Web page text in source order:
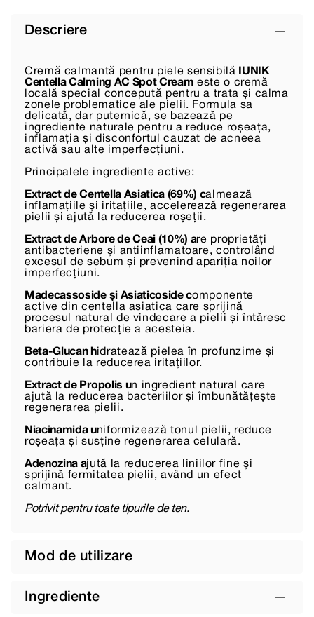
Descriere
Cremă calmantă pentru piele sensibilă IUNIK
Centella Calming AC Spot Cream este o cremă
locală special concepută pentru a trata și calma
zonele problematice ale pielii. Formula sa
delicată, dar puternică, se bazează pe
ingrediente naturale pentru a reduce roșeața,
inflamația și disconfortul cauzat de acneea
activă sau alte imperfecțiuni.
Principalele ingrediente active:
Extract de Centella Asiatica (69%) calmează
inflamațiile și iritațiile, accelerează regenerarea
pielii și ajută la reducerea roșeții.
Extract de Arbore de Ceai (10%) are proprietăți
antibacteriene și antiinflamatoare, controlând
excesul de sebum și prevenind apariția noilor
imperfecțiuni.
Madecassoside și Asiaticoside componente
active din centella asiatica care sprijină
procesul natural de vindecare a pielii și întăresc
bariera de protecție a acesteia.
Beta-Glucan hidratează pielea în profunzime și
contribuie la reducerea iritațiilor.
Extract de Propolis un ingredient natural care
ajută la reducerea bacteriilor și îmbunătățește
regenerarea pielii.
Niacinamida uniformizează tonul pielii, reduce
roșeața și susține regenerarea celulară.
Adenozina ajută la reducerea liniilor fine și
sprijină fermitatea pielii, având un efect
calmant.
Potrivit pentru toate tipurile de ten.
Mod de utilizare
Ingrediente